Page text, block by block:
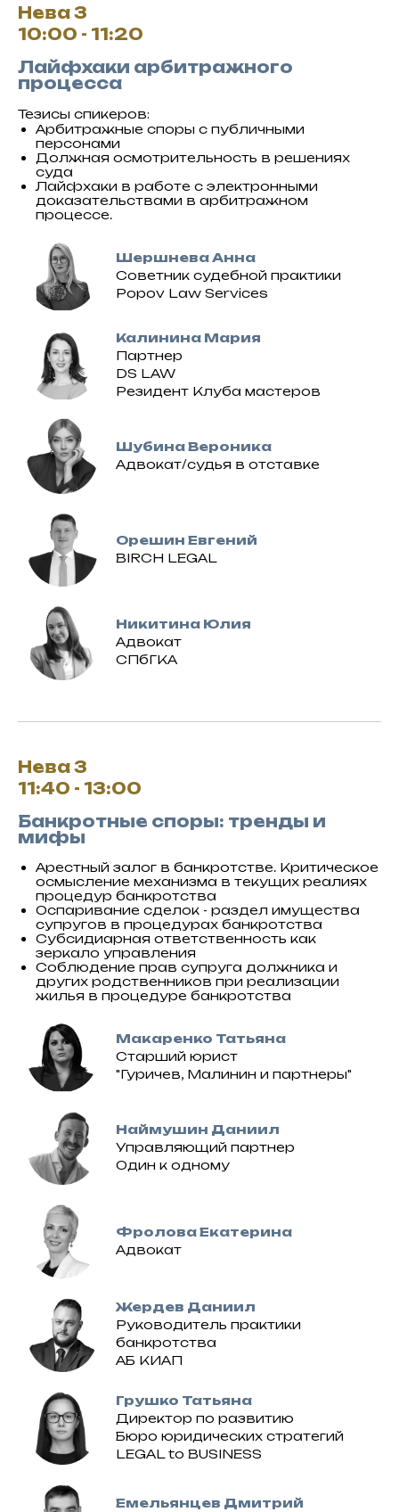
Нева 3
10:00 - 11:20
Лайфхаки арбитражного
процесса
Тезисы спикеров:
Арбитражные споры с публичными
персонами
Должная осмотрительность в решениях
суда
Лайфхаки в работе с электронными
доказательствами в арбитражном
процессе.
Шершнева Анна
Советник судебной практики
Popov Law Services
Калинина Мария
Партнер
DS LAW
Резидент Клуба мастеров
Шубина Вероника
Адвокат/судья в отставке
Орешин Евгений
BIRCH LEGAL
Никитина Юлия
Адвокат
СПбГКА
Нева 3
11:40 - 13:00
Банкротные споры: тренды и
мифы
Арестный залог в банкротстве. Критическое
осмысление механизма в текущих реалиях
процедур банкротства
Оспаривание сделок - раздел имущества
супругов в процедурах банкротства
Субсидиарная ответственность как
зеркало управления
Соблюдение прав супруга должника и
других родственников при реализации
жилья в процедуре банкротства
Макаренко Татьяна
Старший юрист
"Гуричев, Малинин и партнеры"
Наймушин Даниил
Управляющий партнер
Один к одному
Фролова Екатерина
Адвокат
Жердев Даниил
Руководитель практики
банкротства
АБ КИАП
Грушко Татьяна
Директор по развитию
Бюро юридических стратегий
LEGAL to BUSINESS
Емельянцев Дмитрий